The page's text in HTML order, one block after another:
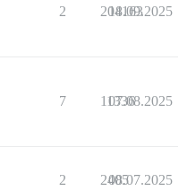
2 204163
18.09.2025
7 11336
07.08.2025
2 2405
08.07.2025